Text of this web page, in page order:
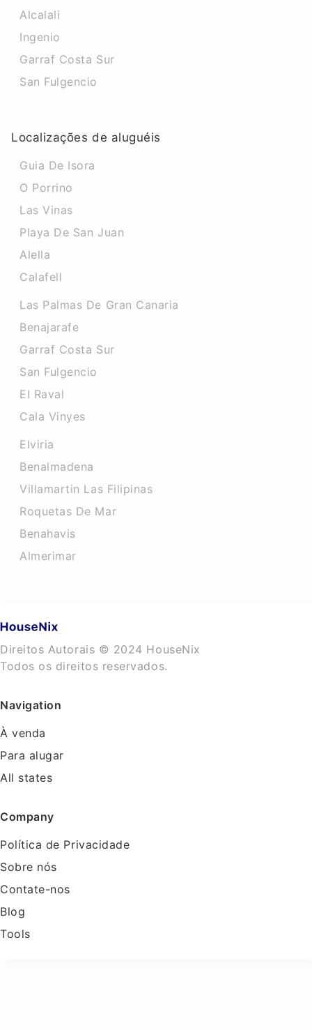
Alcalali
Ingenio
Garraf Costa Sur
San Fulgencio
Localizações de aluguéis
Guia De Isora
O Porrino
Las Vinas
Playa De San Juan
Alella
Calafell
Las Palmas De Gran Canaria
Benajarafe
Garraf Costa Sur
San Fulgencio
El Raval
Cala Vinyes
Elviria
Benalmadena
Villamartin Las Filipinas
Roquetas De Mar
Benahavis
Almerimar
Direitos Autorais © 2024 HouseNix
Todos os direitos reservados.
Navigation
À venda
Para alugar
All states
Company
Política de Privacidade
Sobre nós
Contate-nos
Blog
Tools